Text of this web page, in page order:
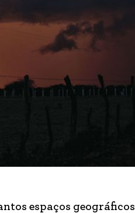
espaços geográficos